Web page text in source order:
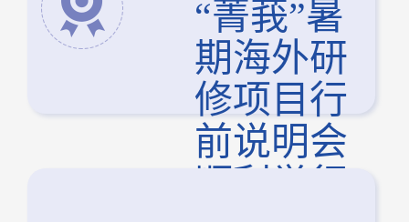
“菁莪”暑
期海外研
修项目行
前说明会